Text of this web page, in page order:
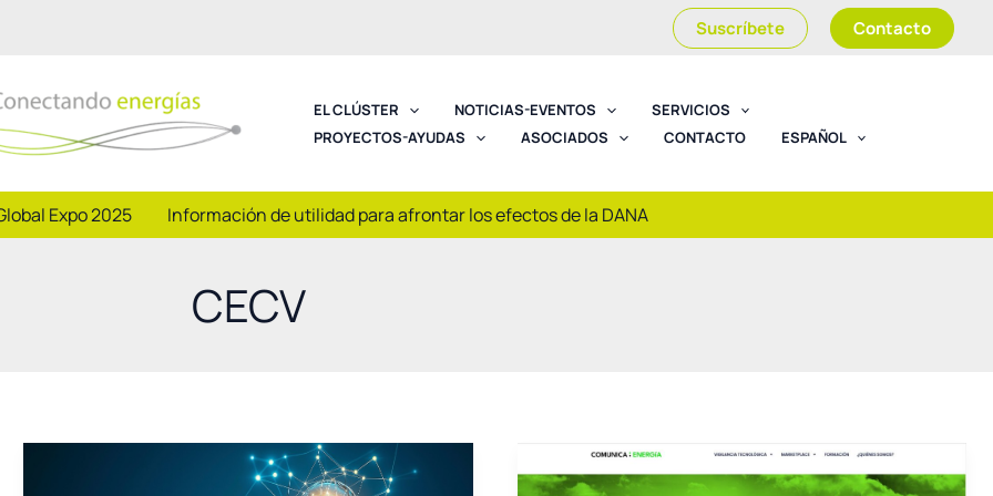
Suscríbete Contacto
EL CLÚSTER NOTICIAS-EVENTOS
SERVICIOS
PROYECTOS-AYUDAS
ASOCIADOS CONTACTO ESPAÑOL
Expo 2025 Información de utilidad para afrontar los efectos de la DANA
CECV